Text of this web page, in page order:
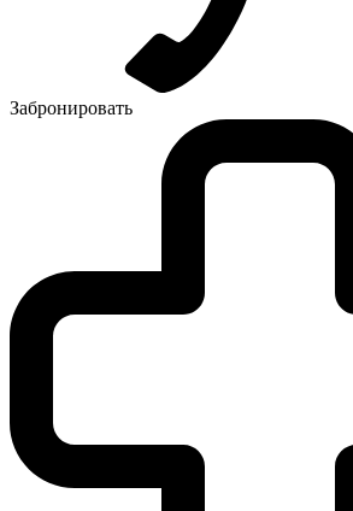
Забронировать